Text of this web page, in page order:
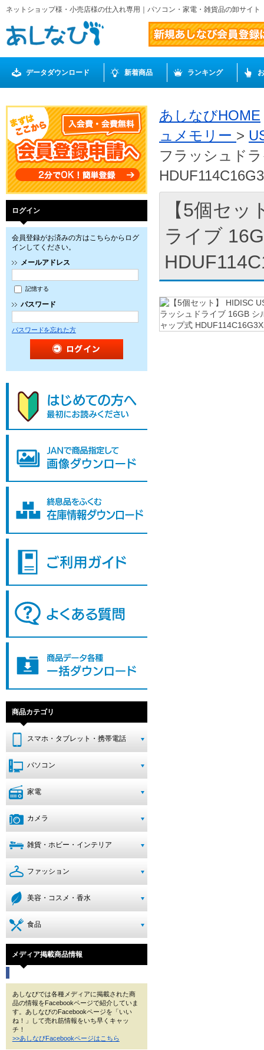
ネットショップ様・小売店様の仕入れ専用｜パソコン・家電・雑貨品の卸サイ
データダウンロード 新着商品 ランキング
ログイン
会員登録がお済みの方はこちらからログ
インしてください。
メールアドレス
記憶する
パスワード
パスワードを忘れた方
商品カテゴリ
スマホ・タブレット・携帯電話
パソコン
家電
カメラ
雑貨・ホビー・インテリア
ファッション
美容・コスメ・香水
食品
メディア掲載商品情報
あしなびでは各種メディアに掲載された商
品の情報をFacebookページで紹介していま
す。あしなびのFacebookページを「いい
ね！」して売れ筋情報をいち早くキャッ
チ！
>>あしなびFacebookページはこちら
あしなびHOME
ュメモリー >
フラッシュド
【5個セ
ライブ